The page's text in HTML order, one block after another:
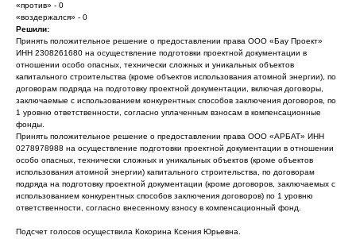
«против» - 0
«воздержался» - 0
Решили:
Принять положительное решение о предоставлении права ООО «Бау Проект»
ИНН 2308261680 на осуществление подготовки проектной документации в
отношении особо опасных, технически сложных и уникальных объектов
капитального строительства (кроме объектов использования атомной энергии), по
договорам подряда на подготовку проектной документации, включая договоры,
заключаемые с использованием конкурентных способов заключения договоров, по
1 уровню ответственности, согласно уплаченным взносам в компенсационные
фонды.
Принять положительное решение о предоставлении права ООО «АРБАТ» ИНН
0278978988 на осуществление подготовки проектной документации в отношении
особо опасных, технически сложных и уникальных объектов (кроме объектов
использования атомной энергии) капитального строительства, по договорам
подряда на подготовку проектной документации (кроме договоров, заключаемых с
использованием конкурентных способов заключения договоров) по 1 уровню
ответственности, согласно внесенному взносу в компенсационный фонд.
Подсчет голосов осуществила Кокорина Ксения Юрьевна.